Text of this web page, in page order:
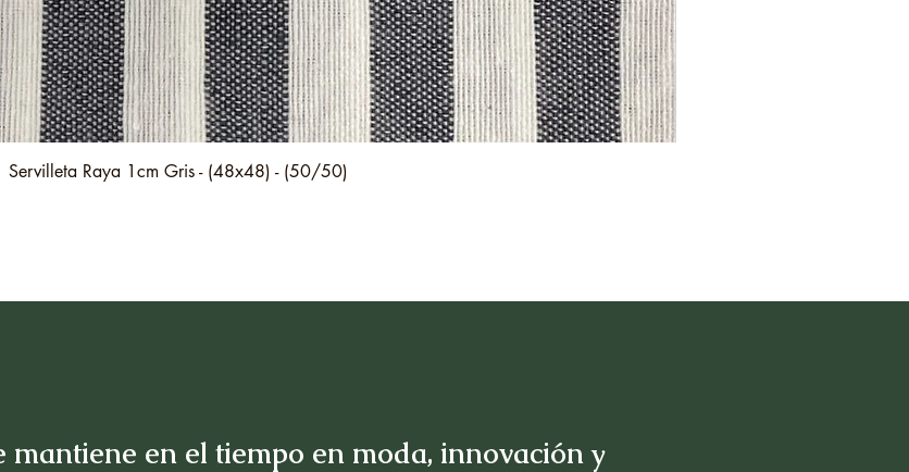
Vista rápida
Servilleta Raya 1cm Gris - (48x48) - (50/50)
mantiene en el tiempo en moda, innovación y